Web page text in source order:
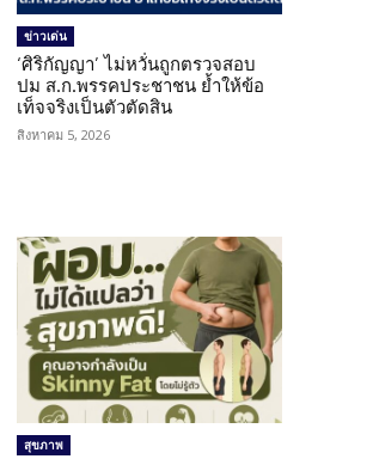
ข่าวเด่น
‘ศิริกัญญา’ ไม่หวั่นถูกตรวจสอบ
ปม ส.ก.พรรคประชาชน ย้ำให้ข้อ
เท็จจริงเป็นตัวตัดสิน
สิงหาคม 5, 2026
สุขภาพ